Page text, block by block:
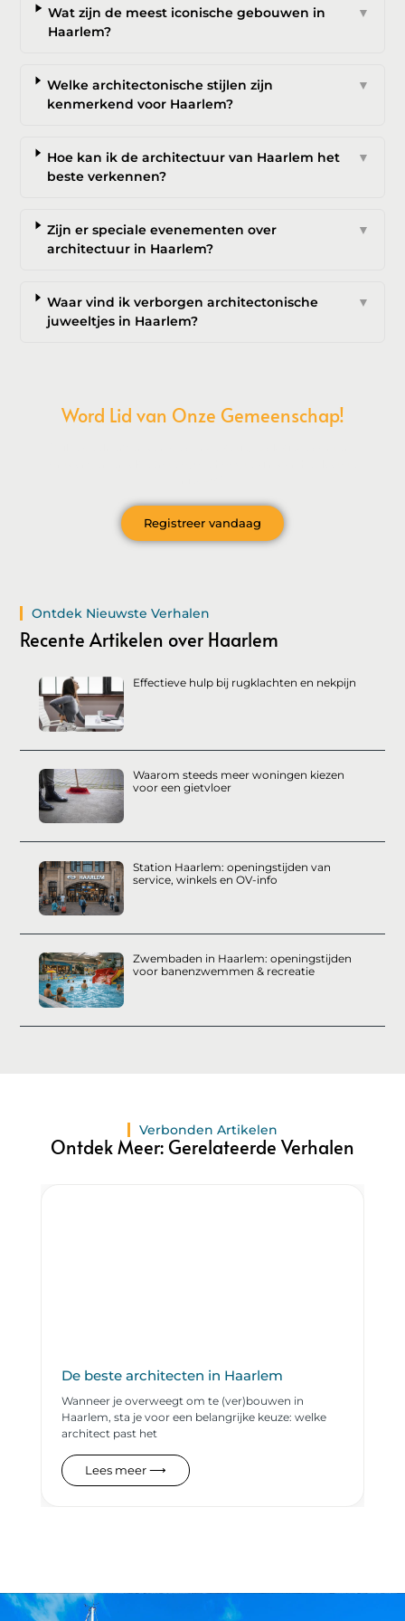
Wat zijn de meest iconische gebouwen in
Haarlem?
▼
Welke architectonische stijlen zijn
kenmerkend voor Haarlem?
▼
Hoe kan ik de architectuur van Haarlem het
beste verkennen?
▼
Zijn er speciale evenementen over
architectuur in Haarlem?
▼
Waar vind ik verborgen architectonische
juweeltjes in Haarlem?
▼
Word Lid van Onze Gemeenschap!
Registreer vandaag
Ontdek Nieuwste Verhalen
Recente Artikelen over Haarlem
Effectieve hulp bij rugklachten en nekpijn
Waarom steeds meer woningen kiezen
voor een gietvloer
Station Haarlem: openingstijden van
service, winkels en OV-info
Zwembaden in Haarlem: openingstijden
voor banenzwemmen & recreatie
Verbonden Artikelen
Ontdek Meer: Gerelateerde Verhalen
De beste architecten in Haarlem
Wanneer je overweegt om te (ver)bouwen in
Haarlem, sta je voor een belangrijke keuze: welke
architect past het
Lees meer ⟶